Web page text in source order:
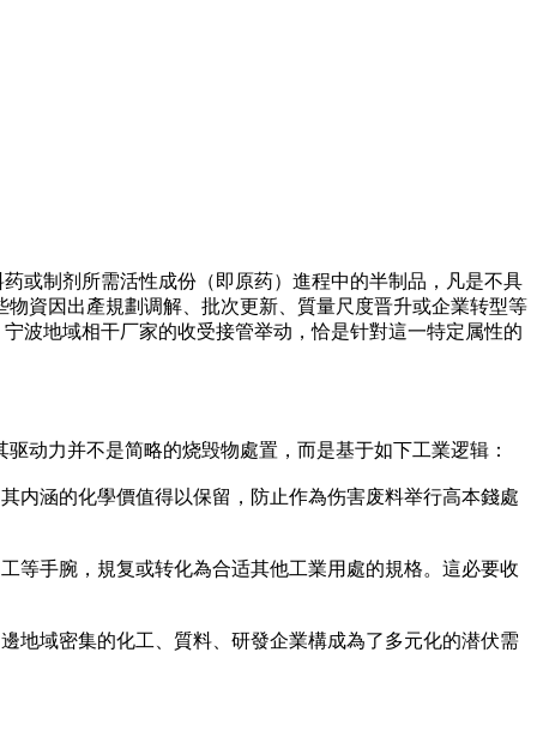
或制剂所需活性成份（即原药）進程中的半制品，凡是不具
資因出產規劃调解、批次更新、質量尺度晋升或企業转型等
波地域相干厂家的收受接管举动，恰是针對這一特定属性的
动力并不是简略的烧毁物處置，而是基于如下工業逻辑：
内涵的化學價值得以保留，防止作為伤害废料举行高本錢處
等手腕，規复或转化為合适其他工業用處的規格。這必要收
地域密集的化工、質料、研發企業構成為了多元化的潜伏需